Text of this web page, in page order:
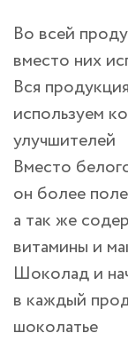
Во всей
вместо них
Вся
используем
улучшителей
Вместо
он более
а так же
витамины и
Шоколад и
в каждый
шоколатье